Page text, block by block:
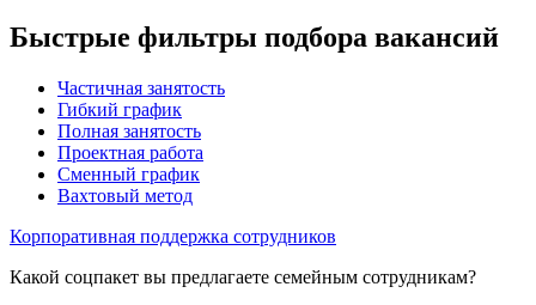
Быстрые фильтры подбора вакансий
Частичная занятость
Гибкий график
Полная занятость
Проектная работа
Сменный график
Вахтовый метод
Корпоративная поддержка сотрудников
Какой соцпакет вы предлагаете семейным сотрудникам?